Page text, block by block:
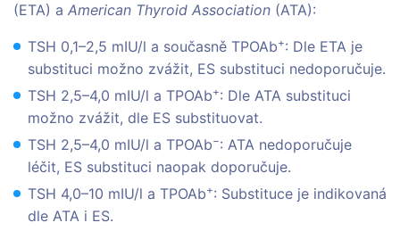
(ETA) a American Thyroid Association (ATA):
TSH 0,1–2,5 mIU/l a současně TPOAb+: Dle ETA je
substituci možno zvážit, ES substituci nedoporučuje.
TSH 2,5–4,0 mIU/l a TPOAb+: Dle ATA substituci
možno zvážit, dle ES substituovat.
TSH 2,5–4,0 mIU/l a TPOAb−: ATA nedoporučuje
léčit, ES substituci naopak doporučuje.
TSH 4,0–10 mIU/l a TPOAb+: Substituce je indikovaná
dle ATA i ES.